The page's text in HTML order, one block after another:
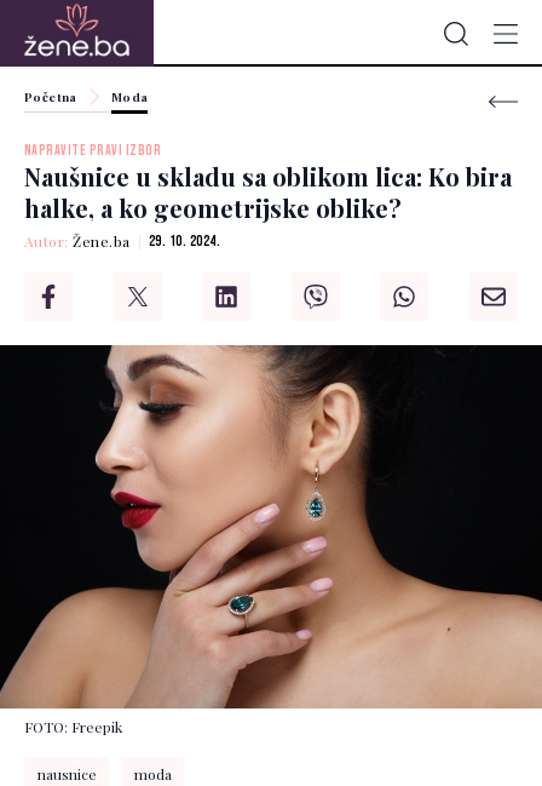
Početna Moda
NAPRAVITE PRAVI IZBOR
Naušnice u skladu sa oblikom lica: Ko bira
halke, a ko geometrijske oblike?
Autor:Žene.ba 29. 10. 2024.
FOTO: Freepik
nausnice moda